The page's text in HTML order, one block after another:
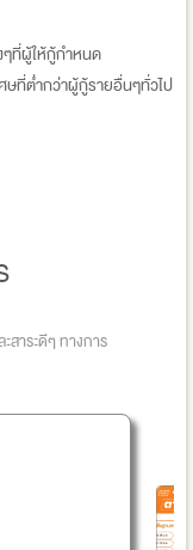
ๆที่ผู้ให้กู้กำหนด
ษที่ต่ำกว่าผู้กู้รายอื่นๆทั่วไป
สาระดีๆ ทางการ